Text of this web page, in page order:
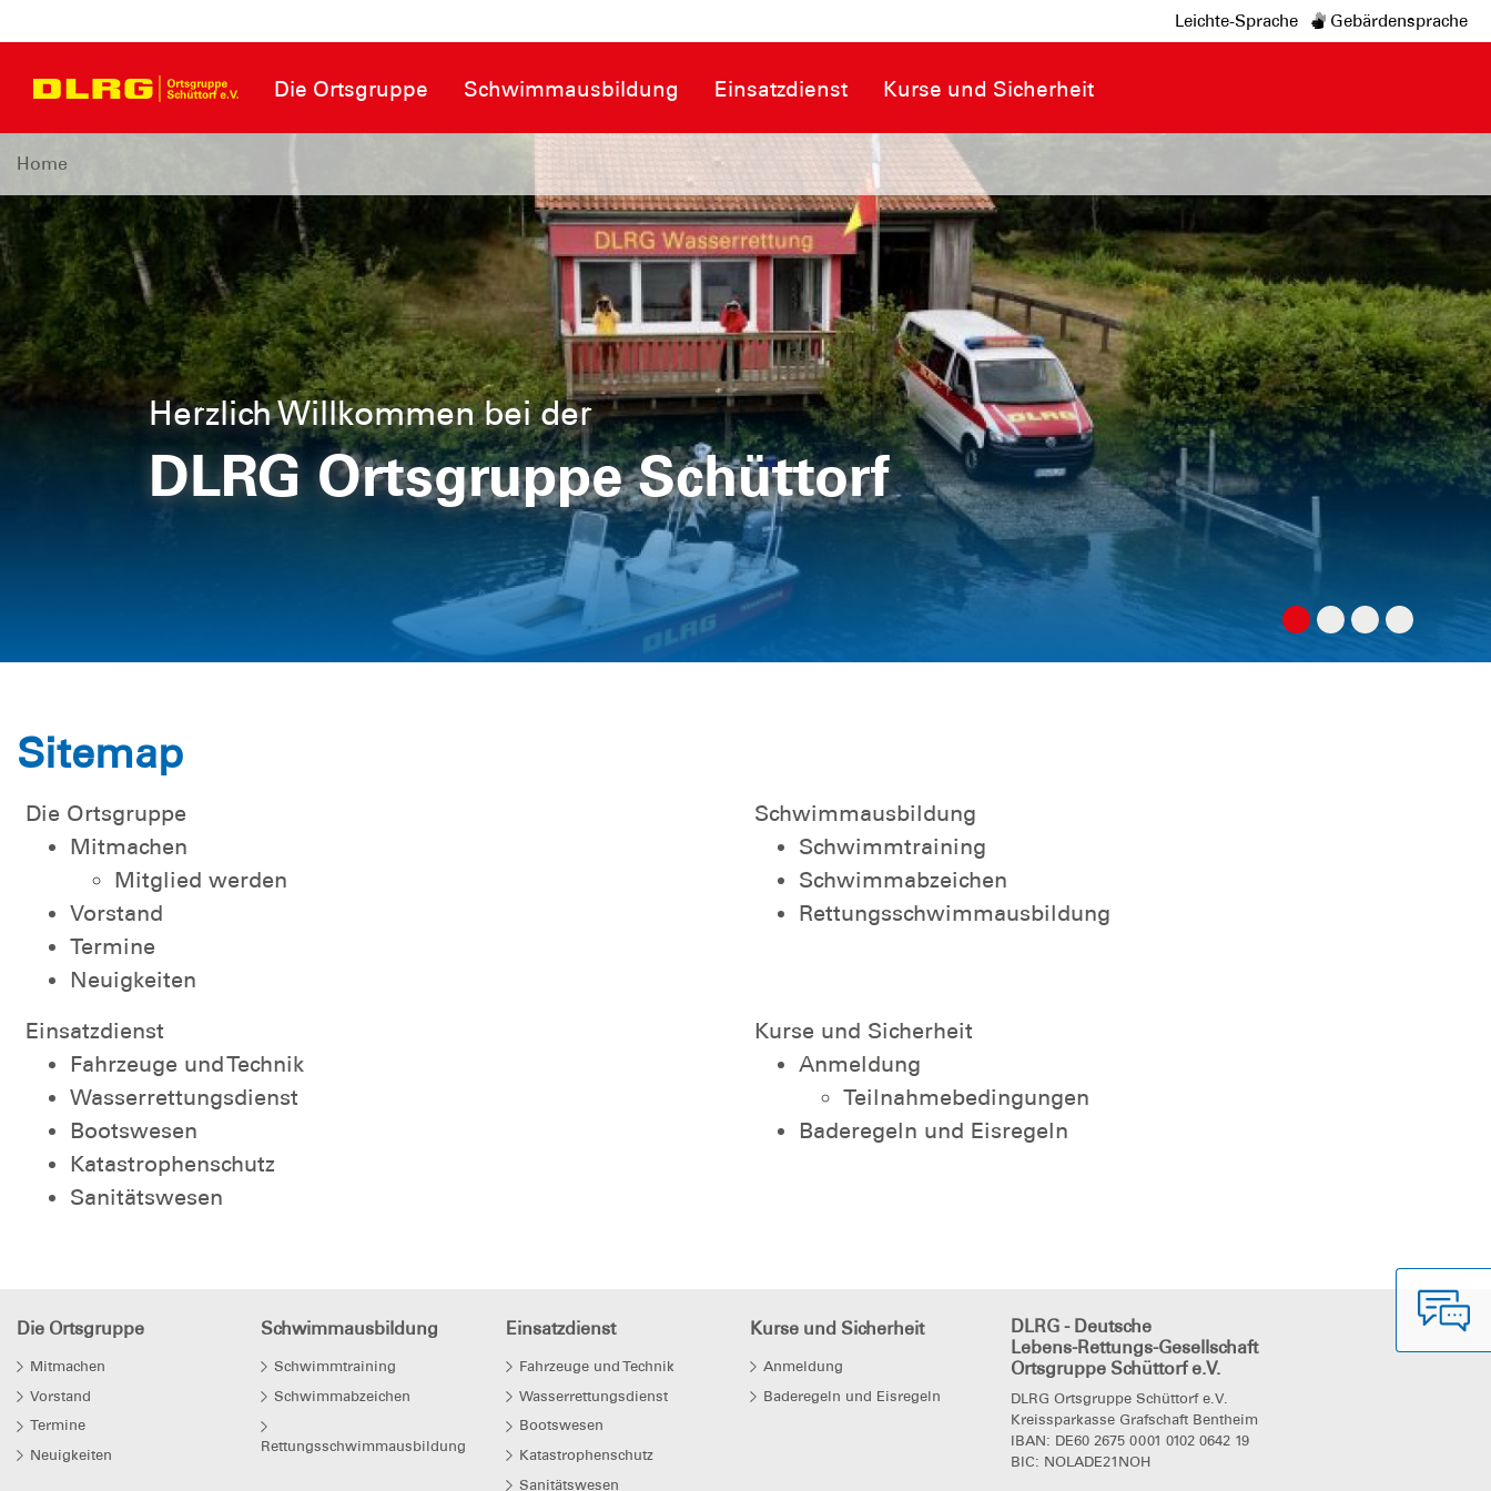
Leichte-Sprache Gebärdensprache
Die Ortsgruppe Schwimmausbildung Einsatzdienst Kurse und Sicherheit
Home
Herzlich Willkommen bei der
DLRG Ortsgruppe Schüttorf
Sitemap
Die Ortsgruppe
Mitmachen
Mitglied werden
Vorstand
Termine
Neuigkeiten
Schwimmausbildung
Schwimmtraining
Schwimmabzeichen
Rettungsschwimmausbildung
Einsatzdienst
Fahrzeuge und Technik
Wasserrettungsdienst
Bootswesen
Katastrophenschutz
Sanitätswesen
Kurse und Sicherheit
Anmeldung
Teilnahmebedingungen
Baderegeln und Eisregeln
Die Ortsgruppe
Mitmachen
Vorstand
Termine
Neuigkeiten
Schwimmausbildung
Schwimmtraining
Schwimmabzeichen
Rettungsschwimmausbildung
Einsatzdienst
Fahrzeuge und Technik
Wasserrettungsdienst
Bootswesen
Katastrophenschutz
Sanitätswesen
Kurse und Sicherheit
Anmeldung
Baderegeln und Eisregeln
DLRG - Deutsche
Lebens-Rettungs-Gesellschaft
Ortsgruppe Schüttorf e.V.
DLRG Ortsgruppe Schüttorf e.V.
Kreissparkasse Grafschaft Bentheim
IBAN: DE60 2675 0001 0102 0642 19
BIC: NOLADE21NOH